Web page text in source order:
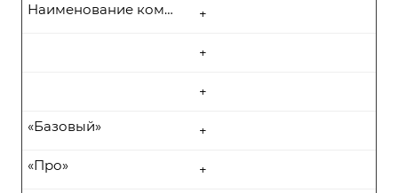
+
Наименование комплекта поставки
+
+
+
«Базовый»
+
«Про»